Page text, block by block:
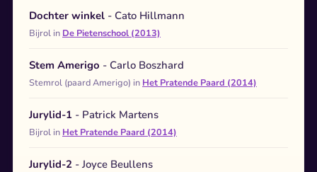
Dochter winkel - Cato Hillmann
Bijrol in De Pietenschool (2013)
Stem Amerigo - Carlo Boszhard
Stemrol (paard Amerigo) in Het Pratende Paard (2014)
Jurylid-1 - Patrick Martens
Bijrol in Het Pratende Paard (2014)
Jurylid-2 - Joyce Beullens